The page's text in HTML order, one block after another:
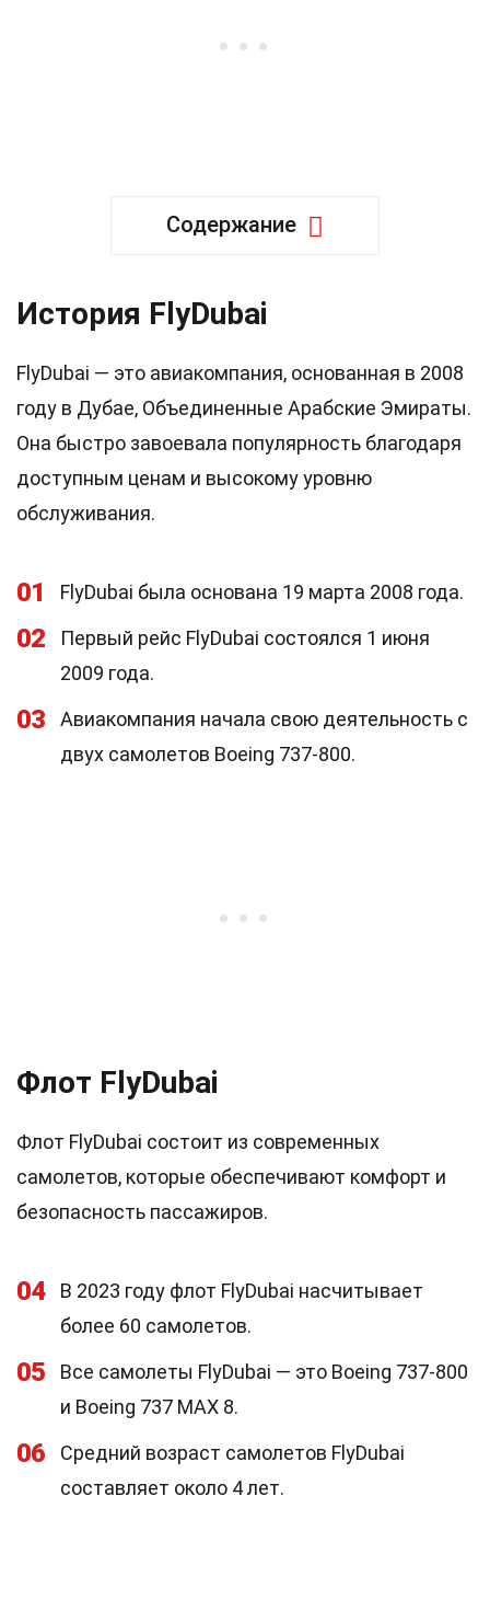
Содержание
История FlyDubai
FlyDubai — это авиакомпания, основанная в 2008
году в Дубае, Объединенные Арабские Эмираты.
Она быстро завоевала популярность благодаря
доступным ценам и высокому уровню
обслуживания.
01 FlyDubai была основана 19 марта 2008 года.
02
Первый рейс FlyDubai состоялся 1 июня
2009 года.
03
Авиакомпания начала свою деятельность с
двух самолетов Boeing 737-800.
Флот FlyDubai
Флот FlyDubai состоит из современных
самолетов, которые обеспечивают комфорт и
безопасность пассажиров.
04
В 2023 году флот FlyDubai насчитывает
более 60 самолетов.
05
Все самолеты FlyDubai — это Boeing 737-800
и Boeing 737 MAX 8.
06
Средний возраст самолетов FlyDubai
составляет около 4 лет.